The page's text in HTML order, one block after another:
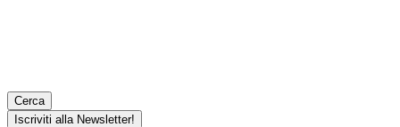
Cerca
Iscriviti alla Newsletter!